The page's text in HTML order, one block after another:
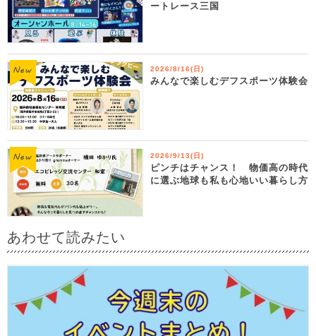
ートレース三国
2026/8/16(日)
みんなで楽しむデフスポーツ体験会
2026/9/13(日)
ピンチはチャンス！ 物価高の時代
に選ぶ地球も私も心地いい暮らし方
あわせて読みたい